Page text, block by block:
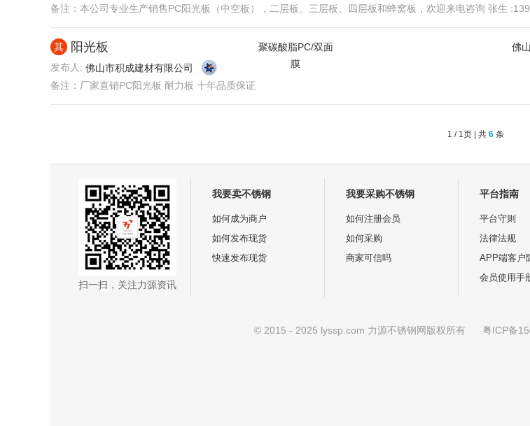
备注： 本公司专业生产销售PC阳光板（中空板），二层板、三层板、四层板和蜂窝板，欢迎来电咨询 张生
其 阳光板
发布人: 佛山市积成建材有限公司
备注： 厂家直销PC阳光板 耐力板 十年品质保证
聚碳酸脂PC/双面
膜
佛
1 / 1页 | 共 6 条
扫一扫，关注力源资讯
我要卖不锈钢
如何成为商户
如何发布现货
快速发布现货
我要采购不锈钢
如何注册会员
如何采购
商家可信吗
平台指南
平台守则
法律法规
APP端客户
会员使用手
© 2015 - 2025 lyssp.com 力源不锈钢网版权所有 粤ICP备